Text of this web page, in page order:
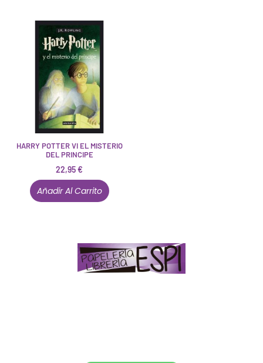
HARRY POTTER VI EL MISTERIO
DEL PRINCIPE
22,95€
Añadir Al Carrito